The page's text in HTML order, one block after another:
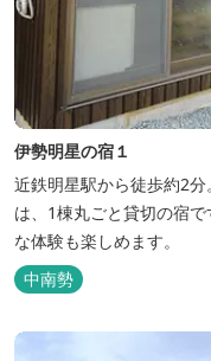
伊勢明星の宿１
近鉄明星駅から徒歩約2
は、1棟丸ごと貸切の宿
な体験も楽しめます。
中南勢